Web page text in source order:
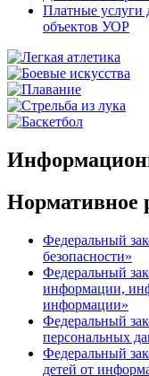
Платные услуги
объектов УОР
Нормативное
Федеральный
безопасности»
Федеральный
информации,
информации»
Федеральный
персональных
Федеральный
детей от